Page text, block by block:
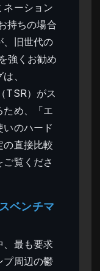
ネーション
持ちの場合
、旧世代の
強くお勧め
、
）がス
ため、「エ
いのハード
の直接比較
覧くださ
ベンチマ
、最も要求
プ周辺の鬱